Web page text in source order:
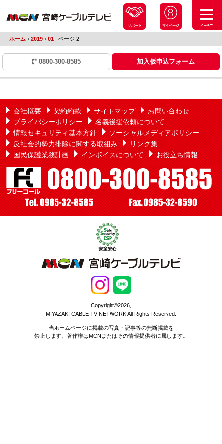
サポート マイページ メニュー
ホーム › 2019 › 01 ›ページ 2
0800-300-8585 加入仮申込フォーム
会社概要 契約約款 サイトマップ
お問い合わせ
プライバシーポリシー
名義後援依頼について
情報セキュリティ基本方針
ソーシャルメディアポリシー
反社会的勢力排除に関する取組み
リンク集
国民保護業務計画
インボイスについて お役立ち情報
Copyright©2026,
MIYAZAKI CABLE TV NETWORK All Rights Reserved.
当ホームページに掲載の写真・記事等の無断掲載を
禁止します。著作権はMCNまたはその情報提供者に属します。